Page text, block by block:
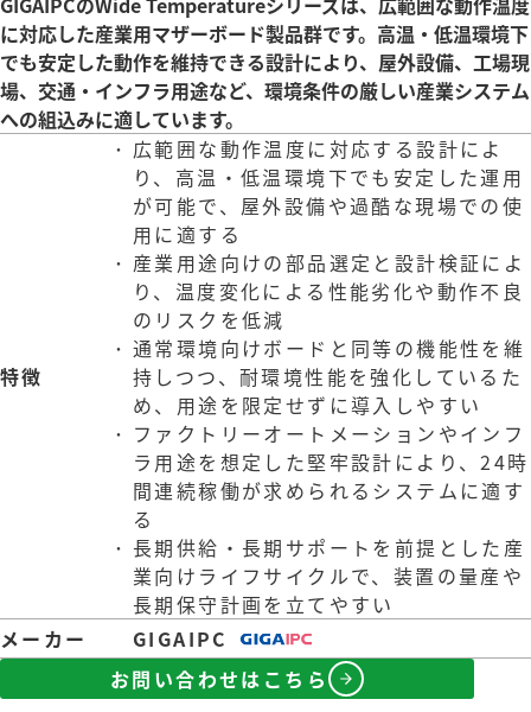
に対応した産業用マザーボード製品群です。高温・低温環境下
でも安定した動作を維持できる設計により、屋外設備、工場現
場、交通・インフラ用途など、環境条件の厳しい産業システム
への組込みに適しています。
特徴
広範囲な動作温度に対応する設計によ
り、高温・低温環境下でも安定した運用
が可能で、屋外設備や過酷な現場での使
用に適する
産業用途向けの部品選定と設計検証によ
り、温度変化による性能劣化や動作不良
のリスクを低減
通常環境向けボードと同等の機能性を維
持しつつ、耐環境性能を強化しているた
め、用途を限定せずに導入しやすい
ファクトリーオートメーションやインフ
ラ用途を想定した堅牢設計により、24時
間連続稼働が求められるシステムに適す
る
長期供給・長期サポートを前提とした産
業向けライフサイクルで、装置の量産や
長期保守計画を立てやすい
メーカー
GIGAIPC
お問い合わせはこちら